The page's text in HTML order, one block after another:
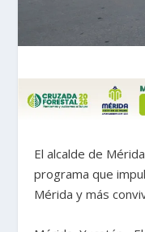
El alcalde de
programa que
Mérida y más